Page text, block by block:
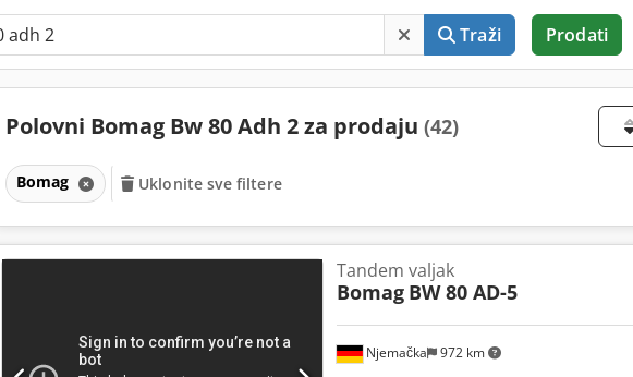
Traži Prodati
Polovni Bomag Bw 80 Adh 2 za prodaju (42)
Bomag Uklonite sve filtere
Njemačka 972 km
Tandem valjak
Bomag BW 80 AD-5